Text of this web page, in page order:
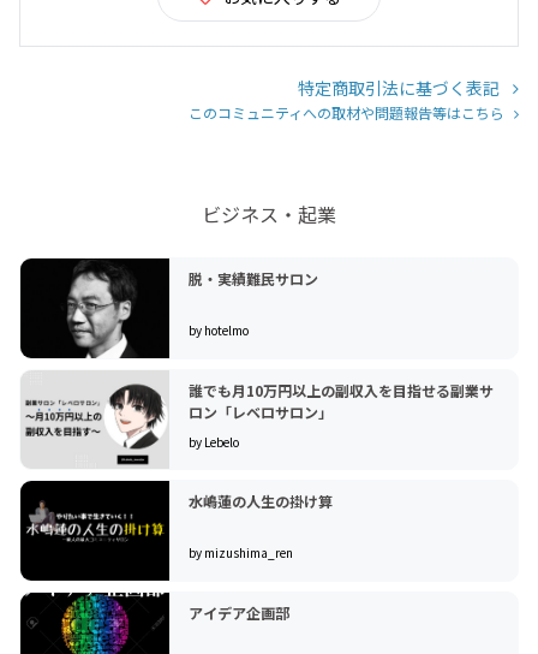
特定商取引法に基づく表記
このコミュニティへの取材や問題報告等はこちら
ビジネス・起業
脱・実績難民サロン
by hotelmo
誰でも月10万円以上の副収入を目指せる副業サ
ロン「レベロサロン」
by Lebelo
水嶋蓮の人生の掛け算
by mizushima_ren
アイデア企画部